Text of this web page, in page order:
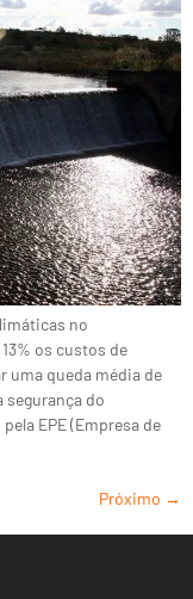
no
os custos de
uma queda média de
segurança do
EPE (Empresa de
Próximo →